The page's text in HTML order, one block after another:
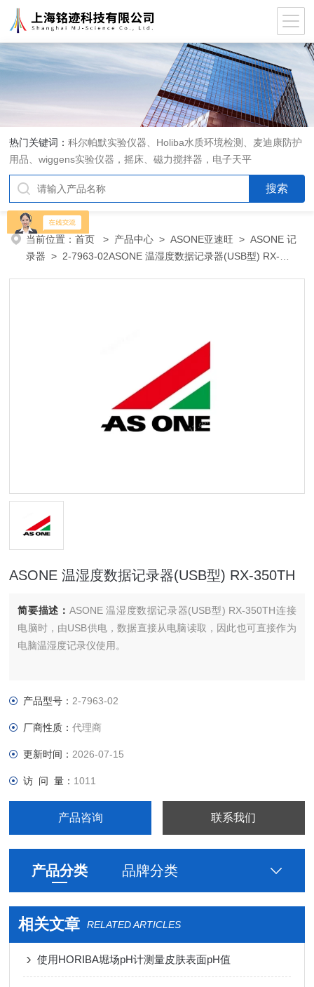
热门关键词：科尔帕默实验仪器、Holiba水质环境检测、麦迪康防护
用品、wiggens实验仪器，摇床、磁力搅拌器，电子天平
当前位置：首页 > 产品中心 >ASONE亚速旺 >ASONE 记
录器 > 2-7963-02ASONE 温湿度数据记录器(USB型) RX-
ASONE 温湿度数据记录器(USB型) RX-350TH
简要描述： ASONE 温湿度数据记录器(USB型) RX-350TH连接
电脑时，由USB供电，数据直接从电脑读取，因此也可直接作为
电脑温湿度记录仪使用。
产品型号： 2-7963-02
厂商性质：代理商
更新时间： 2026-07-15
访 问 量： 1011
产品咨询 联系我们
产品分类 品牌分类
相关文章 RELATED ARTICLES
使用HORIBA堀场pH计测量皮肤表面pH值